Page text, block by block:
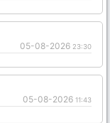
05-08-2026 23:30
05-08-2026 11:43